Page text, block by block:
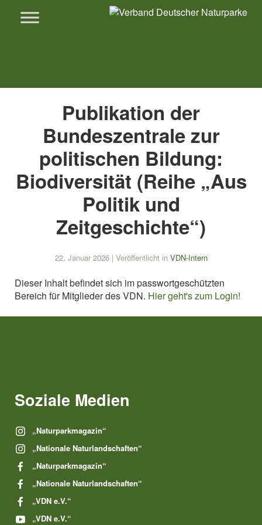
Publikation der
Bundeszentrale zur
politischen Bildung:
Biodiversität (Reihe „Aus
Politik und
Zeitgeschichte“)
22. Januar 2026 | Veröffentlicht in VDN-Intern
Dieser Inhalt befindet sich im passwortgeschützten
Bereich für Mitglieder des VDN. Hier geht's zum Login!
Soziale Medien
„Naturparkmagazin“
„Nationale Naturlandschaften“
„Naturparkmagazin“
„Nationale Naturlandschaften“
„VDN e.V.“
„VDN e.V.“